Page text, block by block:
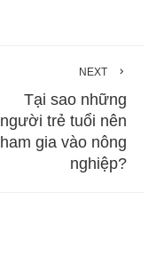
NEXT
Tại sao những
người trẻ tuổi nên
gia vào nông
nghiệp?